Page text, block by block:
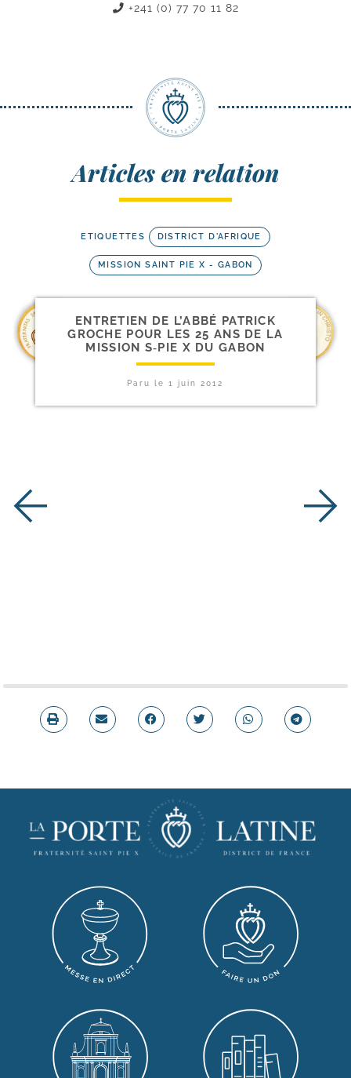
+241 (0) 77 70 11 82
Articles en relation
ETIQUETTES DISTRICT D'AFRIQUE
MISSION SAINT PIE X - GABON
ENTRETIEN DE L’ABBÉ PATRICK
GROCHE POUR LES 25 ANS DE LA
MISSION S‑PIE X DU GABON
Paru le1 juin 2012